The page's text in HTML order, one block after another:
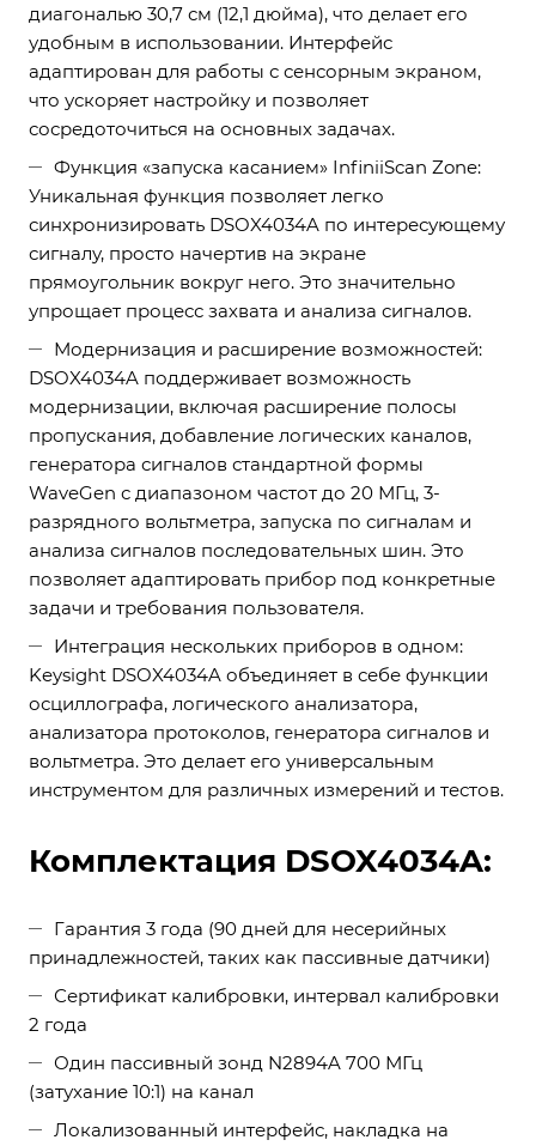
диагональю 30,7 см (12,1 дюйма), что делает его
удобным в использовании. Интерфейс
адаптирован для работы с сенсорным экраном,
что ускоряет настройку и позволяет
сосредоточиться на основных задачах.
Функция «запуска касанием» InfiniiScan Zone:
Уникальная функция позволяет легко
синхронизировать DSOX4034A по интересующему
сигналу, просто начертив на экране
прямоугольник вокруг него. Это значительно
упрощает процесс захвата и анализа сигналов.
Модернизация и расширение возможностей:
DSOX4034A поддерживает возможность
модернизации, включая расширение полосы
пропускания, добавление логических каналов,
генератора сигналов стандартной формы
WaveGen с диапазоном частот до 20 МГц, 3-
разрядного вольтметра, запуска по сигналам и
анализа сигналов последовательных шин. Это
позволяет адаптировать прибор под конкретные
задачи и требования пользователя.
Интеграция нескольких приборов в одном:
Keysight DSOX4034A объединяет в себе функции
осциллографа, логического анализатора,
анализатора протоколов, генератора сигналов и
вольтметра. Это делает его универсальным
инструментом для различных измерений и тестов.
Комплектация DSOX4034A:
Гарантия 3 года (90 дней для несерийных
принадлежностей, таких как пассивные датчики)
Сертификат калибровки, интервал калибровки
2 года
Один пассивный зонд N2894A 700 МГц
(затухание 10:1) на канал
Локализованный интерфейс, накладка на